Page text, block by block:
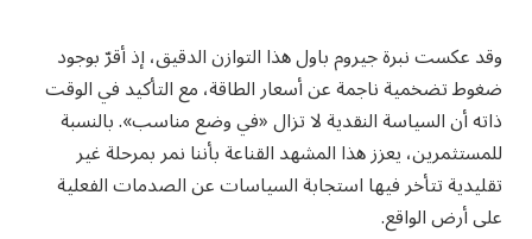
وقد عكست نبرة جيروم باول هذا التوازن الدقيق، إذ أقرّ بوجود
ضغوط تضخمية ناجمة عن أسعار الطاقة، مع التأكيد في الوقت
ذاته أن السياسة النقدية لا تزال «في وضع مناسب». بالنسبة
للمستثمرين، يعزز هذا المشهد القناعة بأننا نمر بمرحلة غير
تقليدية تتأخر فيها استجابة السياسات عن الصدمات الفعلية
على أرض الواقع.